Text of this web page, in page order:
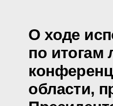
О ходе
по итогам
области,